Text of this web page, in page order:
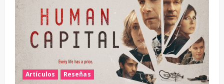
Artículos Reseñas